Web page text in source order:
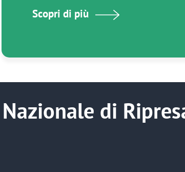
Scopri di più
di